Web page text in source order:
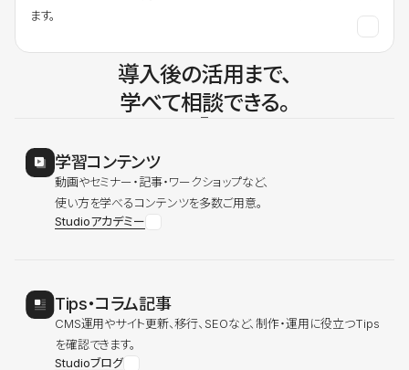
ます。
導入後の活用まで、
学べて相談できる。
学習コンテンツ
動画やセミナー・記事・ワークショップなど、
使い方を学べるコンテンツを多数ご用意。
Studioアカデミー
Tips・コラム記事
CMS運用やサイト更新、移行、SEOなど、制作・運用に役立つTips
を確認できます。
Studioブログ